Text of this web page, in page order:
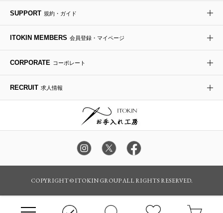
ダウンジャケット・コート
チャーム・ストラップ
その他のグッズ・小物
トラベルバッグ
ドレスシューズ
ポプリアレンジ＆フレグランス
SUPPORT 規約・ガイド
ITOKIN MEMBERS 会員登録・マイページ
CORPORATE コーポレート
RECRUIT 求人情報
COPYRIGHT © ITOKIN GROUP ALL RIGHTS RESERVED.